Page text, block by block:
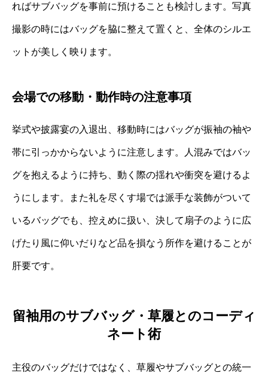
ればサブバッグを事前に預けることも検討します。写真
撮影の時にはバッグを脇に整えて置くと、全体のシルエ
ットが美しく映ります。
会場での移動・動作時の注意事項
挙式や披露宴の入退出、移動時にはバッグが振袖の袖や
帯に引っかからないように注意します。人混みではバッ
グを抱えるように持ち、動く際の揺れや衝突を避けるよ
うにします。また礼を尽くす場では派手な装飾がついて
いるバッグでも、控えめに扱い、決して扇子のように広
げたり風に仰いだりなど品を損なう所作を避けることが
肝要です。
留袖用のサブバッグ・草履とのコーディ
ネート術
主役のバッグだけではなく、草履やサブバッグとの統一